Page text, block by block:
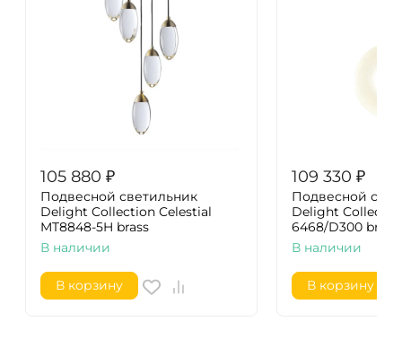
105 880 ₽
Подвесной светильник
Delight Collection Celestial
MT8848-5H brass
В наличии
В корзину
109 330 ₽
Подвесной
Delight
6468/D300
В наличии
В корзину